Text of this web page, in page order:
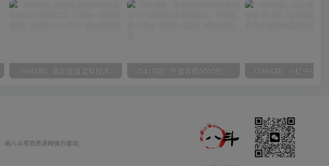
（9982期）最新批量混剪技术撸收益热门领域玩法，3分钟一条原创视频，轻松日入1000＋ （5419期）外面收费5000的曝光王TG飞机群发多功能脚本，号称日发十万条【脚本+教程】
· 由八斗项目资源网强力驱动.